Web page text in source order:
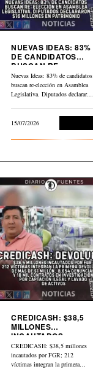
NUEVAS IDEAS: 83%
DE CANDIDATOS
BUSCAN RE-
ELECCIÓN EN
ASAMBLEA
LEGISLATIVA
Nuevas Ideas: 83% de candidatos
buscan re-elección en Asamblea
Legislativa. Diputados declararon
15/07/2026
CREDICASH: $38,5
MILLONES
INCAUTADOS.
INICIAN DEVOLUCIÓN
CREDICASH: $38,5 millones
incautados por FGR; 212
víctimas integran la primera